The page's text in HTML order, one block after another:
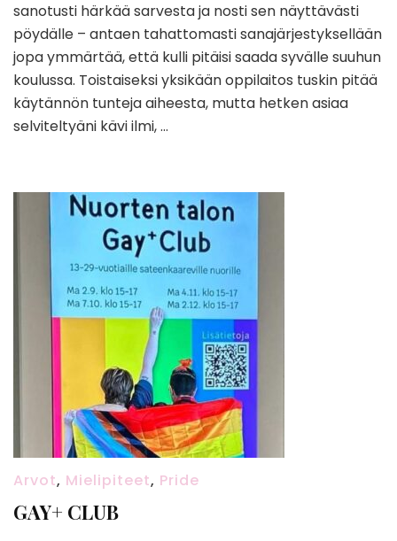
sanotusti härkää sarvesta ja nosti sen näyttävästi
pöydälle – antaen tahattomasti sanajärjestyksellään
jopa ymmärtää, että kulli pitäisi saada syvälle suuhun
koulussa. Toistaiseksi yksikään oppilaitos tuskin pitää
käytännön tunteja aiheesta, mutta hetken asiaa
selviteltyäni kävi ilmi, …
Arvot, Mielipiteet, Pride
GAY+ CLUB